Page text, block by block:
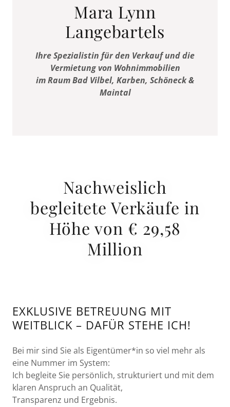
Mara Lynn
Ihre Spezialistin für den Verkauf und die
Vermietung von Wohnimmobilien
im Raum Bad Vilbel, Karben, Schöneck &
Maintal
Nachweislich
begleitete Verkäufe in
Höhe von € 29,58
Million
EXKLUSIVE BETREUUNG MIT
WEITBLICK – DAFÜR STEHE ICH!
Bei mir sind Sie als Eigentümer*in so viel mehr als
eine Nummer im System:
Ich begleite Sie persönlich, strukturiert und mit dem
klaren Anspruch an Qualität,
Transparenz und Ergebnis.